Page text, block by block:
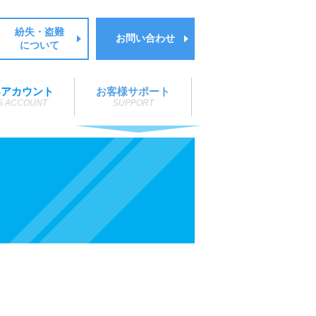
紛失・盗難
について
お問い合わせ
カウント
ACCOUNT
お客様サポート
SUPPORT